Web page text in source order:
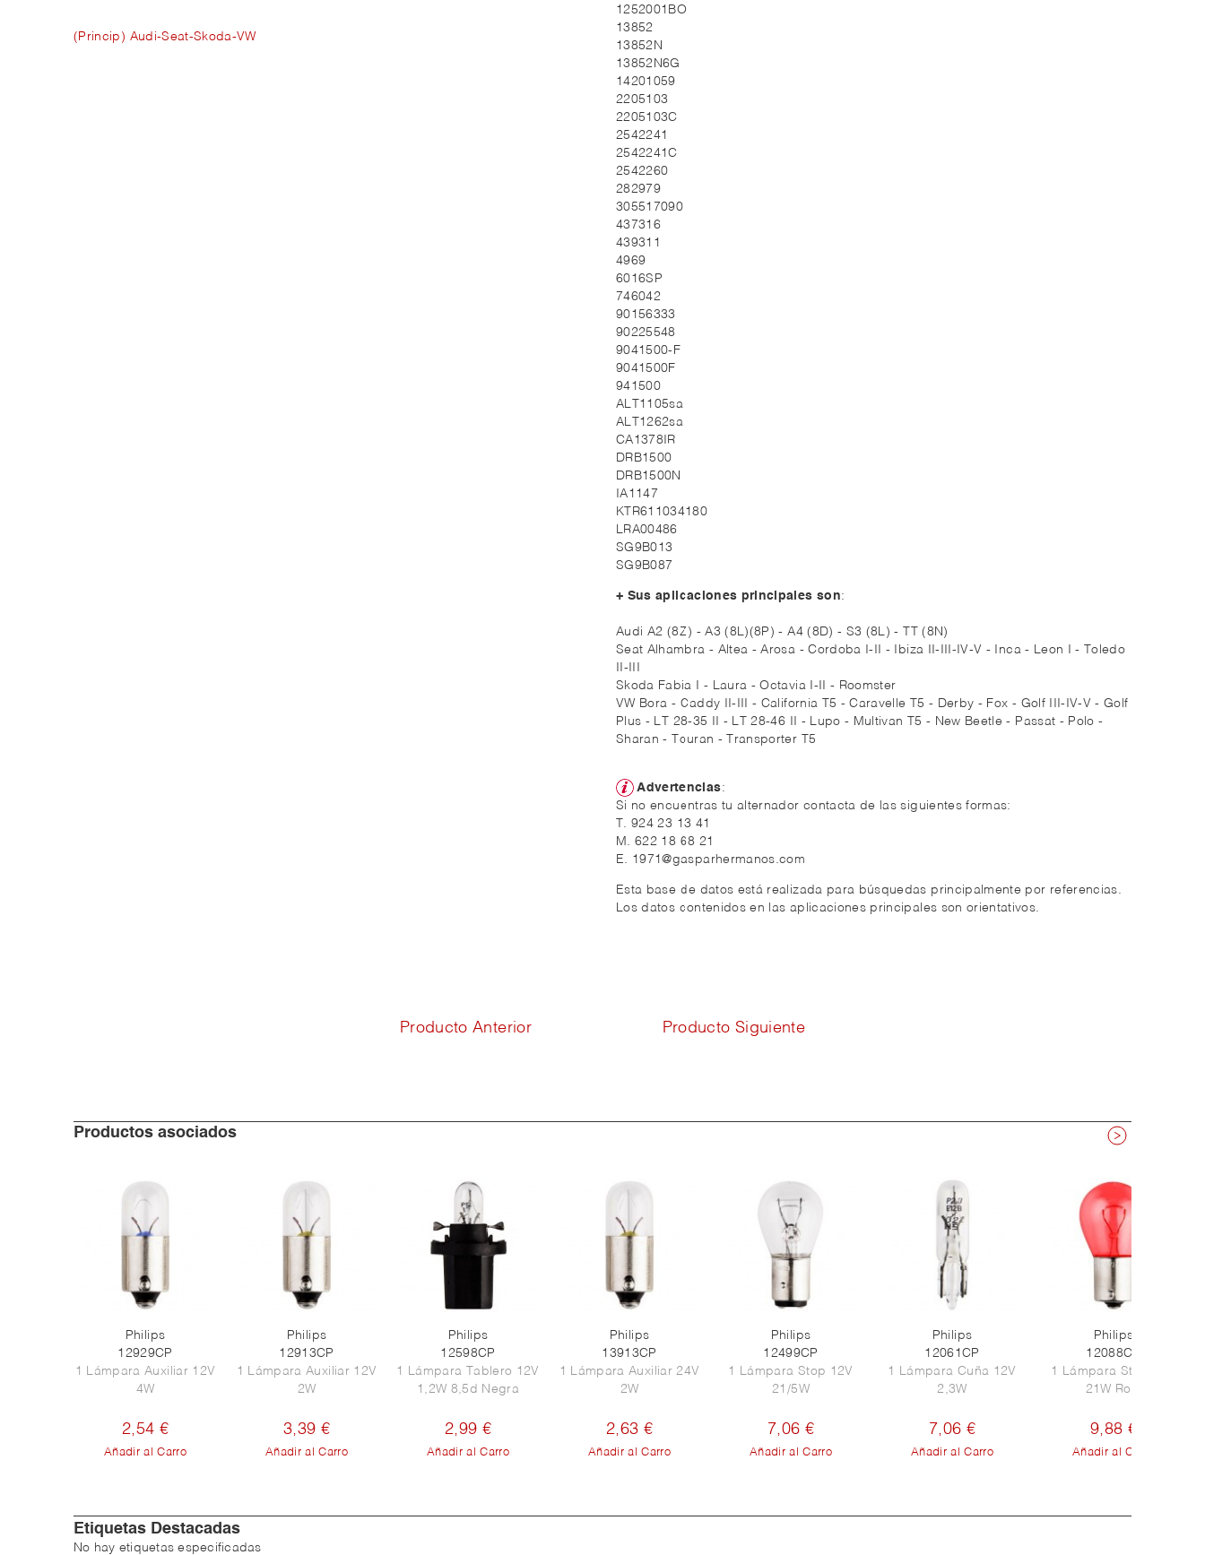
(Princip) Audi-Seat-Skoda-VW
1252001BO
13852
13852N
13852N6G
14201059
2205103
2205103C
2542241
2542241C
2542260
282979
305517090
437316
439311
4969
6016SP
746042
90156333
90225548
9041500-F
9041500F
941500
ALT1105sa
ALT1262sa
CA1378IR
DRB1500
DRB1500N
IA1147
KTR611034180
LRA00486
SG9B013
SG9B087
+ Sus aplicaciones principales son:
Audi A2 (8Z) - A3 (8L)(8P) - A4 (8D) - S3 (8L) - TT (8N)
Seat Alhambra - Altea - Arosa - Cordoba I-II - Ibiza II-III-IV-V - Inca - Leon I - Toledo
II-III
Skoda Fabia I - Laura - Octavia I-II - Roomster
VW Bora - Caddy II-III - California T5 - Caravelle T5 - Derby - Fox - Golf III-IV-V - Golf
Plus - LT 28-35 II - LT 28-46 II - Lupo - Multivan T5 - New Beetle - Passat - Polo -
Sharan - Touran - Transporter T5
Advertencias:
Si no encuentras tu alternador contacta de las siguientes formas:
T. 924 23 13 41
M. 622 18 68 21
E. 1971@gasparhermanos.com
Esta base de datos está realizada para búsquedas principalmente por referencias.
Los datos contenidos en las aplicaciones principales son orientativos.
Producto Anterior Producto Siguiente
Productos asociados
Philips
12929CP
1 Lámpara Auxiliar 12V
4W
2,54 €
Añadir al Carro
Philips
12913CP
1 Lámpara Auxiliar 12V
2W
3,39 €
Añadir al Carro
Philips
12598CP
1 Lámpara Tablero 12V
1,2W 8,5d Negra
2,99 €
Añadir al Carro
Philips
13913CP
1 Lámpara Auxiliar 24V
2W
2,63 €
Añadir al Carro
Philips
12499CP
1 Lámpara Stop 12V
21/5W
7,06 €
Añadir al Carro
Philips
12061CP
1 Lámpara Cuña 12V
2,3W
7,06 €
Añadir al Carro
Philips
12088CP
1 Lámpara Stop 12V
21W Roja
9,88 €
Añadir al Carro
Etiquetas Destacadas
No hay etiquetas especificadas